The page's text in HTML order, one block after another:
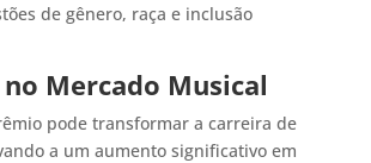
de gênero, raça e inclusão
Mercado Musical
pode transformar a carreira de
a um aumento significativo em